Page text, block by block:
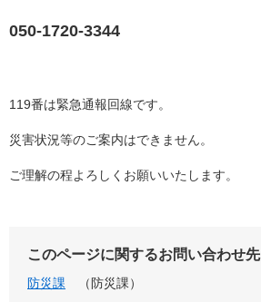
050-1720-3344
119番は緊急通報回線です。
災害状況等のご案内はできません。
ご理解の程よろしくお願いいたします。
このページに関するお問い合わせ先
防災課
防災課